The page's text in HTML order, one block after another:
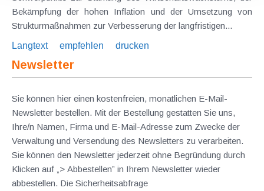
Bekämpfung der hohen Inflation und der Umsetzung von
Strukturmaßnahmen zur Verbesserung der langfristigen...
Langtext
empfehlen drucken
Newsletter
Sie können hier einen kostenfreien, monatlichen E-Mail-
Newsletter bestellen. Mit der Bestellung gestatten Sie uns,
Ihre/n Namen, Firma und E-Mail-Adresse zum Zwecke der
Verwaltung und Versendung des Newsletters zu verarbeiten.
Sie können den Newsletter jederzeit ohne Begründung durch
Klicken auf „> Abbestellen” in Ihrem Newsletter wieder
abbestellen. Die Sicherheitsabfrage